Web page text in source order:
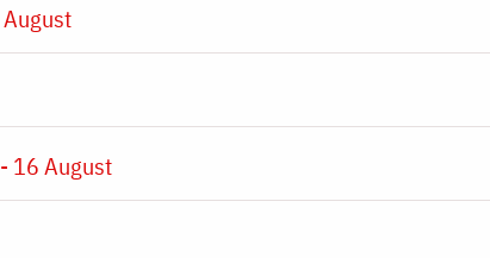
- 16 August